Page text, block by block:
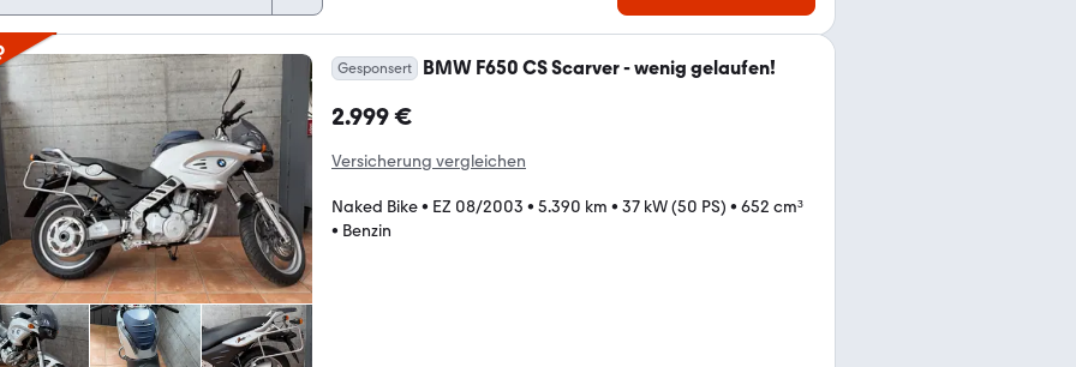
Gesponsert BMW F650 CS Scarver - wenig gelaufen!
2.999 €
Versicherung vergleichen
Naked Bike• EZ 08/2003 • 5.390 km • 37 kW (50 PS) • 652 cm³
• Benzin